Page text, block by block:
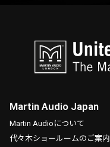
Martin Audio Japan
Martin Audioについて
代々木ショールームのご案内